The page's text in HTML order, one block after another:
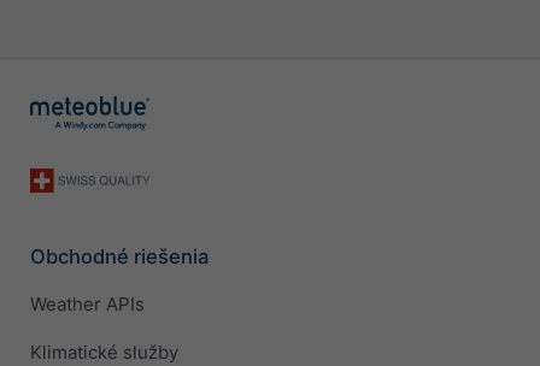
Obchodné riešenia
Weather APIs
Klimatické služby